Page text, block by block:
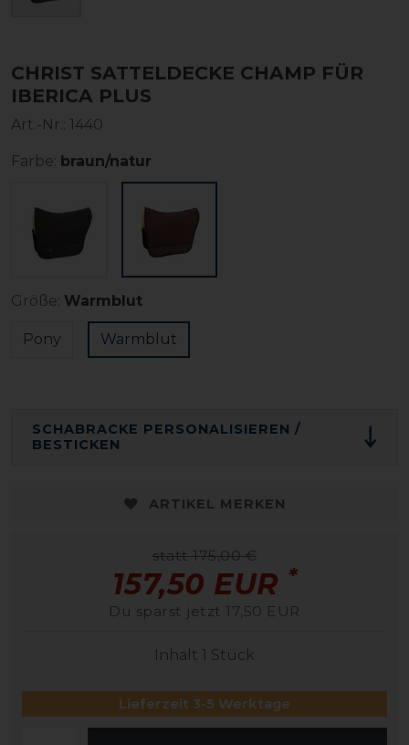
CHRIST SATTELDECKE CHAMP FÜR
IBERICA PLUS
Art.-Nr.: 1440
Farbe: braun/natur
Größe: Warmblut
Pony Warmblut
SCHABRACKE PERSONALISIEREN /
BESTICKEN
ARTIKEL MERKEN
statt 175,00 €
157,50 EUR *
Du sparst jetzt 17,50 EUR
Inhalt 1 Stück
Lieferzeit 3-5 Werktage